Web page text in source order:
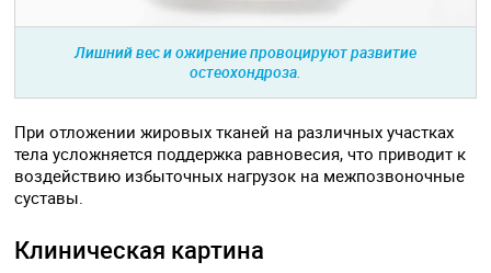
Лишний вес и ожирение провоцируют развитие
остеохондроза.
При отложении жировых тканей на различных участках
тела усложняется поддержка равновесия, что приводит к
воздействию избыточных нагрузок на межпозвоночные
суставы.
Клиническая картина